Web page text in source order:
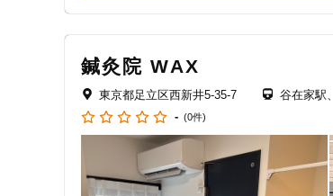
鍼灸院 WAX
東京都足立区西新井5-35-7 谷在家駅
- (0件)